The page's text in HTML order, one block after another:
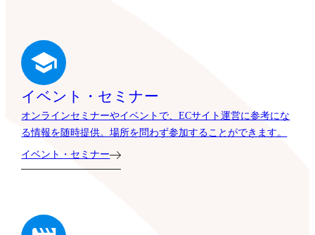
イベント・セミナー
オンラインセミナーやイベントで、ECサイト運営に参考にな
る情報を随時提供。場所を問わず参加することができます。
イベント・セミナー